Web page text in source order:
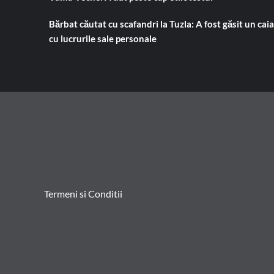
Bărbat căutat cu scafandri la Tuzla: A fost găsit un
cu lucrurile sale personale
Termeni si Conditii